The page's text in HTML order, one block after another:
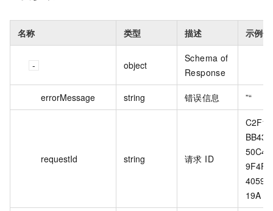
名称 类型 描述 示例值
object
Schema of
Response
errorMessage string 错误信息 ”“
requestId string 请求 ID
BB43-
50C4-
9F4F-
19A